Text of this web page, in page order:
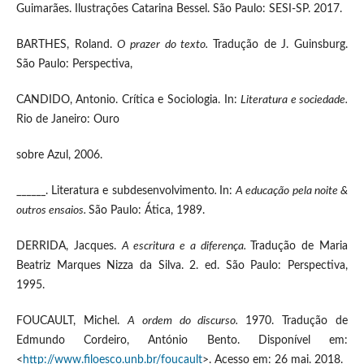
Guimarães. Ilustrações Catarina Bessel. São Paulo: SESI-SP. 2017.
BARTHES, Roland.O prazer do texto.
Tradução de J. Guinsburg.
São Paulo: Perspectiva,
CANDIDO, Antonio. Crítica e Sociologia. In:Literatura e sociedade.
Rio de Janeiro: Ouro
sobre Azul, 2006.
______. Literatura e subdesenvolvimento. In:A educação pela noite &
outros ensaios. São Paulo: Ática, 1989.
DERRIDA, Jacques. A escritura e a diferença.
Tradução de Maria
Beatriz Marques Nizza da Silva. 2. ed. São Paulo: Perspectiva,
1995.
FOUCAULT, Michel. A ordem do discurso. 1970. Tradução de
Edmundo Cordeiro, António Bento. Disponível em:
< http://www.filoesco.unb.br/foucault>. Acesso em: 26 mai. 2018.